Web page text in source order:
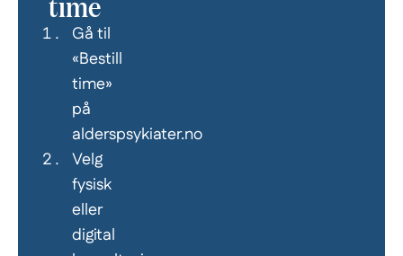
Gå til
«Bestill
time»
på
alderspsykiater.no
Velg
fysisk
eller
digital